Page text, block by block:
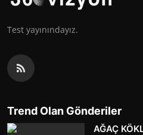
Test yayınındayız.
Trend Olan Gönderiler
AĞAÇ